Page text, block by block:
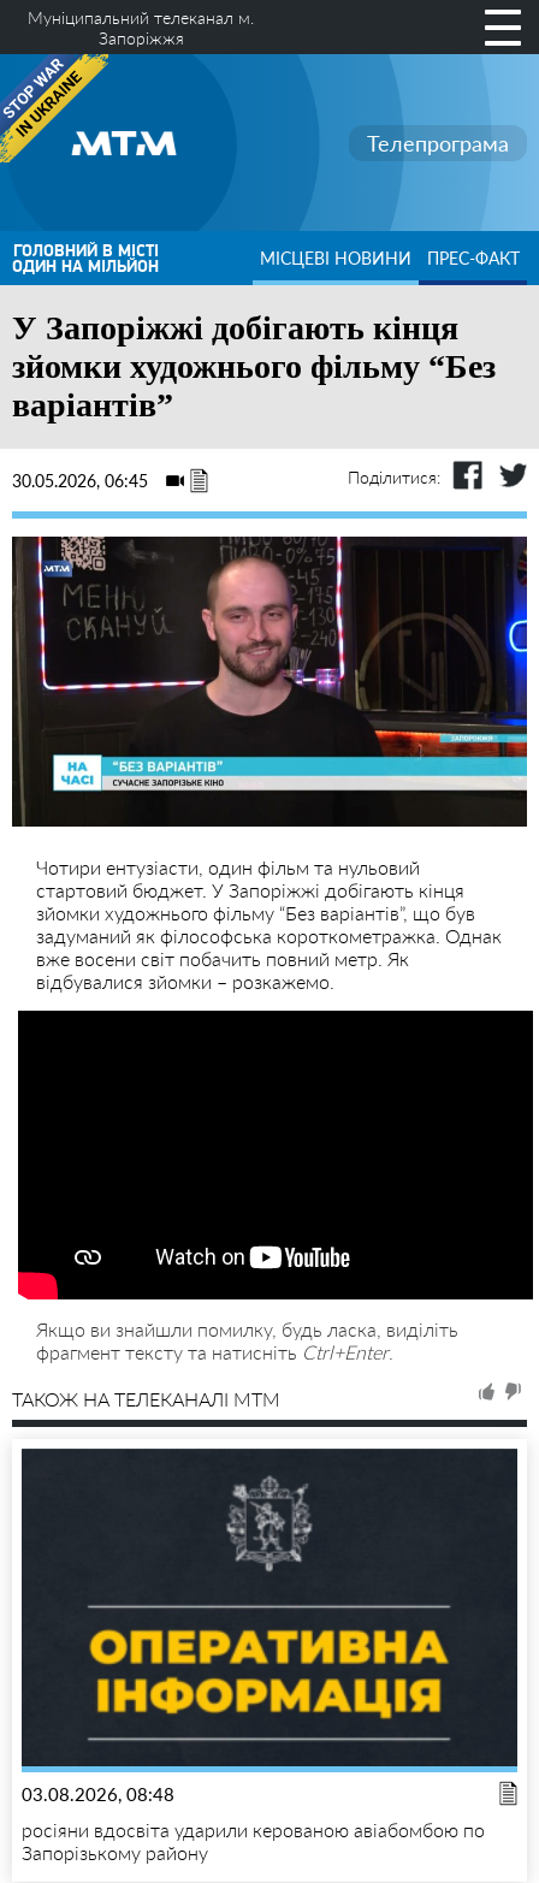
Муніципальний телеканал м.
Запоріжжя
Телепрограма
ГОЛОВНИЙ В МІСТІ
ОДИН НА МІЛЬЙОН МІСЦЕВІ НОВИНИ ПРЕС-ФАКТ
У Запоріжжі добігають кінця
зйомки художнього фільму “Без
варіантів”
30.05.2026, 06:45 Поділитися:
Чотири ентузіасти, один фільм та нульовий
стартовий бюджет. У Запоріжжі добігають кінця
зйомки художнього фільму “Без варіантів”, що був
задуманий як філософська короткометражка. Однак
вже восени світ побачить повний метр. Як
відбувалися зйомки – розкажемо.
Якщо ви знайшли помилку, будь ласка, виділіть
фрагмент тексту та натисніть Ctrl+Enter.
ТАКОЖ НА ТЕЛЕКАНАЛІ MTM
03.08.2026, 08:48
росіяни вдосвіта ударили керованою авіабомбою по
Запорізькому району